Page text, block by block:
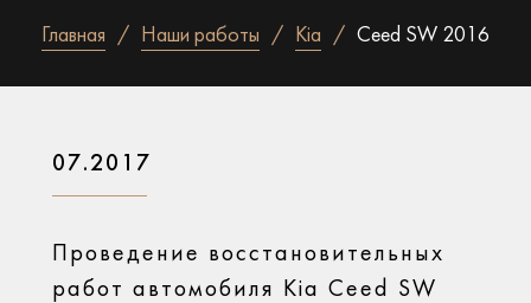
Главная Наши работы Kia Ceed SW 2016
07.2017
Проведение восстановительных
работ автомобиля Kia Ceed SW